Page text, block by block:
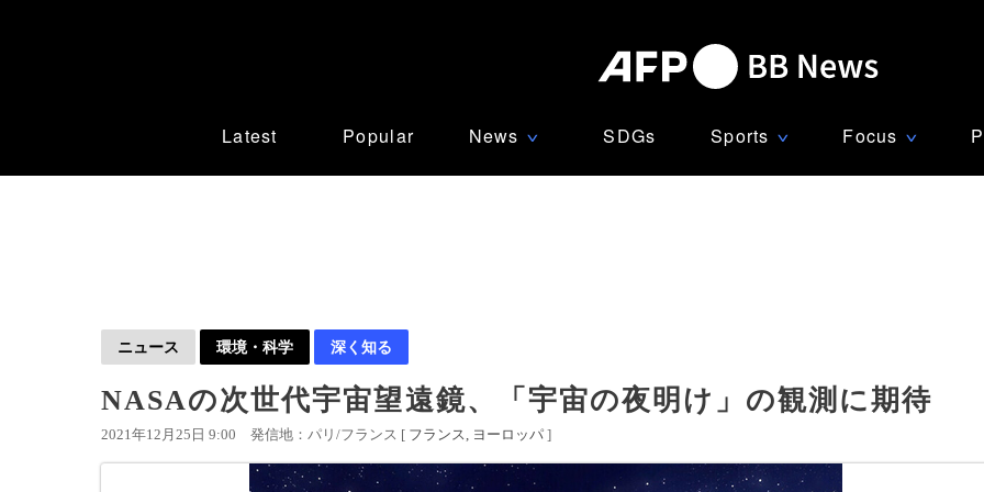
Latest Popular News ∨ SDGs Sports ∨ Focus ∨
ニュース 環境・科学 深く知る
NASAの次世代宇宙望遠鏡、「宇宙の夜明け」の観測に期待
2021年12月25日 9:00 発信地：パリ/フランス [ フランス ヨーロッパ ]